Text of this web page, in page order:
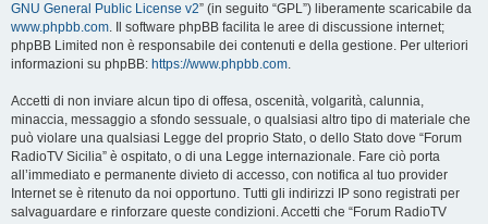
GNU General Public License v2” (in seguito “GPL”) liberamente scaricabile da
www.phpbb.com. Il software phpBB facilita le aree di discussione internet;
phpBB Limited non è responsabile dei contenuti e della gestione. Per ulteriori
informazioni su phpBB: https://www.phpbb.com.
Accetti di non inviare alcun tipo di offesa, oscenità, volgarità, calunnia,
minaccia, messaggio a sfondo sessuale, o qualsiasi altro tipo di materiale che
può violare una qualsiasi Legge del proprio Stato, o dello Stato dove “Forum
RadioTV Sicilia” è ospitato, o di una Legge internazionale. Fare ciò porta
all’immediato e permanente divieto di accesso, con notifica al tuo provider
Internet se è ritenuto da noi opportuno. Tutti gli indirizzi IP sono registrati per
salvaguardare e rinforzare queste condizioni. Accetti che “Forum RadioTV